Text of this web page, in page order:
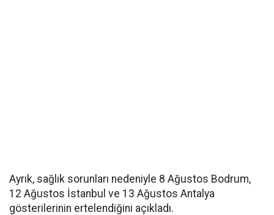
Ayrık, sağlık sorunları nedeniyle 8 Ağustos Bodrum,
12 Ağustos İstanbul ve 13 Ağustos Antalya
gösterilerinin ertelendiğini açıkladı.